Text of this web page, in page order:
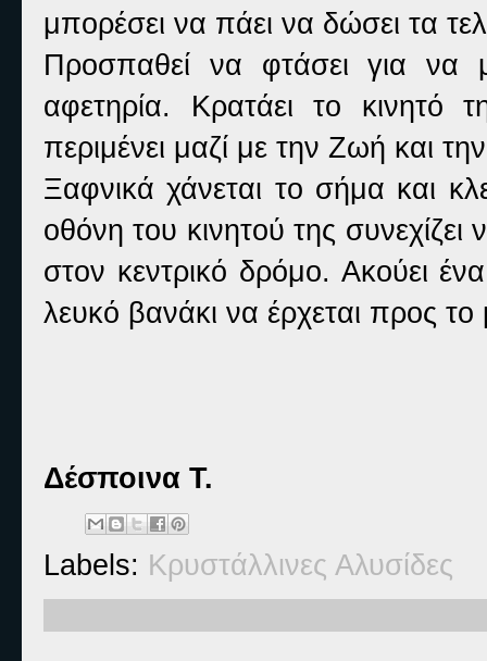
μπορέσει να πάει να δώσει τα
Προσπαθεί να φτάσει για να
αφετηρία. Κρατάει το κινητό
περιμένει μαζί με την Ζωή και
Ξαφνικά χάνεται το σήμα και
οθόνη του κινητού της
στον κεντρικό δρόμο. Ακούει
λευκό βανάκι να έρχεται προς το
Δέσποινα Τ.
Labels: Κρυστάλλινες Αλυσίδες